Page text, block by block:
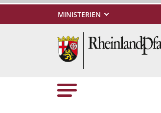
MINISTERIEN